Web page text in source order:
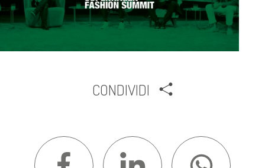
CONDIVIDI